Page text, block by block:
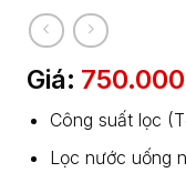
Giá: 750.000
Công suất lọc
Lọc nước uống